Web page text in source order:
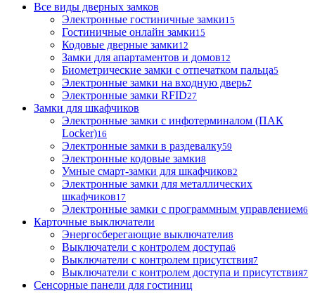
Все виды дверных замков
Электронные гостиничные замки15
Гостиничные онлайн замки15
Кодовые дверные замки12
Замки для апартаментов и домов12
Биометрические замки с отпечатком пальца5
Электронные замки на входную дверь7
Электронные замки RFID27
Замки для шкафчиков
Электронные замки с инфотерминалом (ПАК
Locker)16
Электронные замки в раздевалку59
Электронные кодовые замки8
Умные смарт-замки для шкафчиков2
Электронные замки для металлических
шкафчиков17
Электронные замки с программным управлением6
Карточные выключатели
Энергосберегающие выключатели8
Выключатели с контролем доступа6
Выключатели с контролем присутствия7
Выключатели с контролем доступа и присутствия7
Сенсорные панели для гостиниц